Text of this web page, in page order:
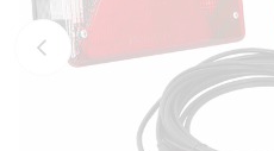
Előző fotó